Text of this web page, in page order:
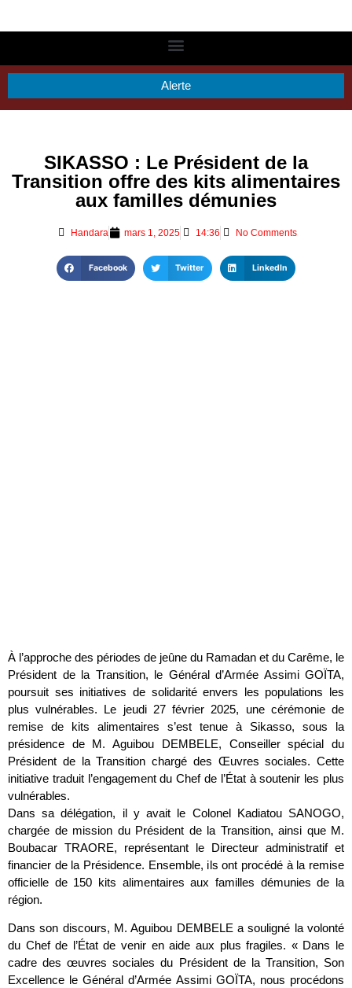
Alerte
SIKASSO : Le Président de la
Transition offre des kits alimentaires
aux familles démunies
Handara mars 1, 2025 14:36 No Comments
Facebook Twitter LinkedIn
À l’approche des périodes de jeûne du Ramadan et du Carême, le
Président de la Transition, le Général d’Armée Assimi GOÏTA,
poursuit ses initiatives de solidarité envers les populations les
plus vulnérables. Le jeudi 27 février 2025, une cérémonie de
remise de kits alimentaires s’est tenue à Sikasso, sous la
présidence de M. Aguibou DEMBELE, Conseiller spécial du
Président de la Transition chargé des Œuvres sociales. Cette
initiative traduit l’engagement du Chef de l’État à soutenir les plus
vulnérables.
Dans sa délégation, il y avait le Colonel Kadiatou SANOGO,
chargée de mission du Président de la Transition, ainsi que M.
Boubacar TRAORE, représentant le Directeur administratif et
financier de la Présidence. Ensemble, ils ont procédé à la remise
officielle de 150 kits alimentaires aux familles démunies de la
région.
Dans son discours, M. Aguibou DEMBELE a souligné la volonté
du Chef de l’État de venir en aide aux plus fragiles. « Dans le
cadre des œuvres sociales du Président de la Transition, Son
Excellence le Général d’Armée Assimi GOÏTA, nous procédons